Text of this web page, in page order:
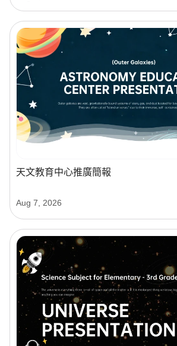
天文教育中心推廣簡報
Aug 7, 2026